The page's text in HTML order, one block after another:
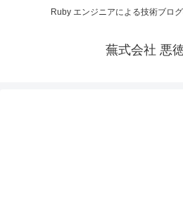
Ruby エンジニアによる技術ブロ
蕪式会社 悪